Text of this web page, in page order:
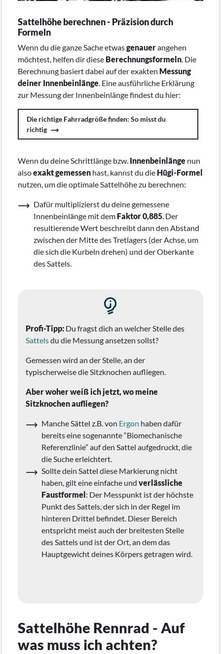
Sattelhöhe berechnen - Präzision durch
Formeln
Wenn du die ganze Sache etwasgenauerangehen
möchtest, helfen dir diese Berechnungsformeln. Die
Berechnung basiert dabei auf der exakten Messung
deiner Innenbeinlänge. Eine ausführliche Erklärung
zur Messung der Innenbeinlänge findest du hier:
Die richtige Fahrradgröße finden: So misst du
richtig
Wenn du deine Schrittlänge bzw. Innenbeinlänge nun
alsoexakt gemessen hast, kannst du die Hügi-Formel
nutzen, um die optimale Sattelhöhe zu berechnen:
Dafür multiplizierst du deine gemessene
Innenbeinlänge mit dem Faktor 0,885. Der
resultierende Wert beschreibt dann den Abstand
zwischen der Mitte des Tretlagers (der Achse, um
die sich die Kurbeln drehen) und der Oberkante
des Sattels.
Profi-Tipp: Du fragst dich an welcher Stelle des
Sattelsdu die Messung ansetzen sollst?
Gemessen wird an der Stelle, an der
typischerweise die Sitzknochen aufliegen.
Aber woher weiß ich jetzt, wo meine
Sitzknochen aufliegen?
Manche Sättel z.B. von Ergon haben dafür
bereits eine sogenannte “Biomechanische
Referenzlinie” auf den Sattel aufgedruckt, die
die Suche erleichtert.
Sollte dein Sattel diese Markierung nicht
haben, gilt eine einfache und verlässliche
Faustformel : Der Messpunkt ist der höchste
Punkt des Sattels, der sich in der Regel im
hinteren Drittel befindet. Dieser Bereich
entspricht meist auch der breitesten Stelle
des Sattels und ist der Ort, an dem das
Hauptgewicht deines Körpers getragen wird.
Sattelhöhe Rennrad - Auf
was muss ich achten?